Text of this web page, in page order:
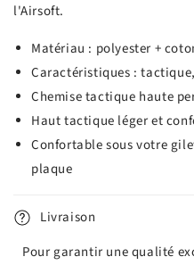
l'Airsoft.
Matériau : polyester +
Caractéristiques :
Chemise tactique haute
Haut tactique léger et
Confortable sous votre
plaque
Livraison
Pour garantir une qualité